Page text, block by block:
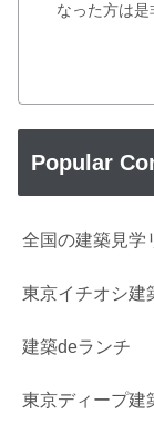
なった方は是
Popular
全国の建築見学
東京イチオシ建
建築deランチ
東京ディープ建